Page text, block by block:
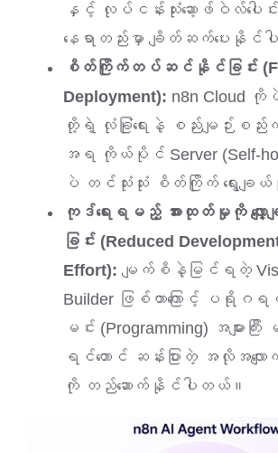
နှင့် လုပ်ငန်းသုံးဆော့ဖ်ဝဲလ်ပေါင်း
နေရာတည်းမှာ ချိတ်ဆက်ပေးနိုင်
စိတ်ကြိုက်တပ်ဆင်နိုင်ခြင်း
Deployment): n8n Cloud
တို့ရဲ့ လုံခြုံရေးနဲ့ စည်းမျဉ်းစည်း
အရ ကိုယ်ပိုင် Server (Self-
ပဲ တင်သုံးသုံး စိတ်ကြိုက် ရွေးခ
ကုဒ်ရေးရမည့် အားထုတ်မှုကို လျှော့
ခြင်း (Reduced
Effort): မျက်စိနဲ့မြင်ရတဲ့
Builder ဖြစ်တာကြောင့် ပရိုဂရ
မင်း (Programming) အများကြီ
ရင်တောင် ဆန်းပြားတဲ့ အလိုအလျ
ကို တည်ဆောက်နိုင်ပါတယ်။